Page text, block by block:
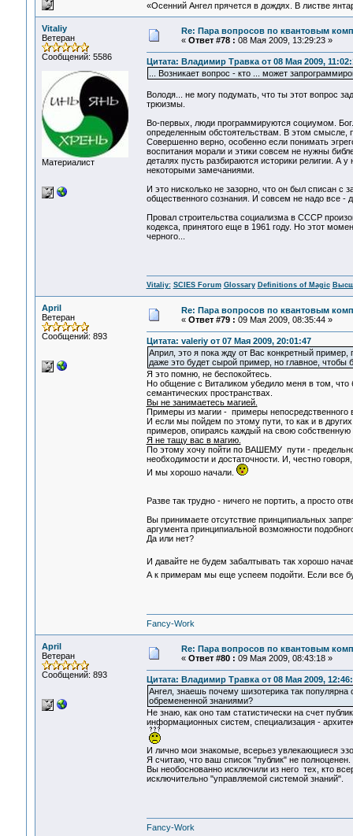
«Осенний Ангел прячется в дождях. В листве
Vitaliy
Ветеран
Сообщений: 5586
Материалист
Re: Пара вопросов по квантовым
« Ответ #78 : 08 Мая 2009, 13:29:23 »
Цитата: Владимир Травка от 08 Мая 2009,
... Возникает вопрос - кто ... может
Володя... не могу подумать, что ты этот вопрос
трюизмы.
Во-первых, люди программируются социумом.
определенным обстоятельствам. В этом смысле,
Совершенно верно, особенно если понимать
воспитания морали и этики совсем не нужны
деталях пусть разбираются историки религии. А
некоторыми замечаниями.
И это нисколько не зазорно, что он был списан
общественного сознания. И совсем не надо все -
Провал строительства социализма в СССР
кодекса, принятого еще в 1961 году. Но этот
черного...
Vitaliy: SCIES Forum Glossary Definitions of Magic
April
Ветеран
Сообщений: 893
Re: Пара вопросов по квантовым
« Ответ #79 : 09 Мая 2009, 08:35:44 »
Цитата: valeriy от 07 Мая 2009, 20:01:47
Април, это я пока жду от Вас конкретный пример,
даже это будет сырой пример, но главное, чтобы
Я это помню, не беспокойтесь.
Но общение с Виталиком убедило меня в том,
семантических пространствах.
Вы не занимаетесь магией.
Примеры из магии - примеры непосредственного
И если мы пойдем по этому пути, то как и в
примеров, опираясь каждый на свою собственную
Я не тащу вас в магию.
По этому хочу пойти по ВАШЕМУ пути -
необходимости и достаточности. И, честно
И мы хорошо начали.
Разве так трудно - ничего не портить, а просто
Вы принимаете отсутствие принципиальных
аргумента принципиальной возможности
Да или нет?
И давайте не будем забалтывать так хорошо
А к примерам мы еще успеем подойти. Если все
Fancy-Work
April
Ветеран
Сообщений: 893
Re: Пара вопросов по квантовым
« Ответ #80 : 09 Мая 2009, 08:43:18 »
Цитата: Владимир Травка от 08 Мая 2009,
Ангел, знаешь почему шизотерика так популярна
обремененной знаниями?
Не знаю, как оно там статистически на счет
информационных систем, специализация -
И лично мои знакомые, всерьез увлекающиеся
Я считаю, что ваш список "публик" не полноценен.
Вы необоснованно исключили из него тех, кто
исключительно "управляемой системой знаний".
Fancy-Work